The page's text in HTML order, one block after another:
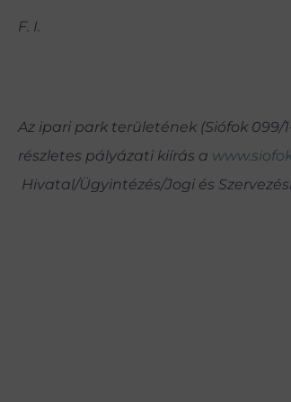
F. I.
Az ipari park területének (Siófok 099/
részletes pályázati kiírás a
Hivatal/Ügyintézés/Jogi és